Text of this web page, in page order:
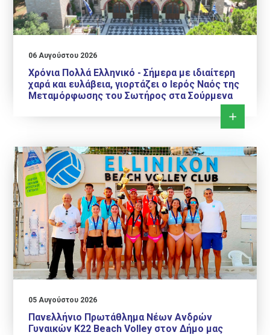
06 Αυγούστου 2026
Χρόνια Πολλά Ελληνικό - Σήμερα με ιδιαίτερη
χαρά και ευλάβεια, γιορτάζει ο Ιερός Ναός της
Μεταμόρφωσης του Σωτήρος στα Σούρμενα
05 Αυγούστου 2026
Πανελλήνιο Πρωτάθλημα Νέων Ανδρών
Γυναικών Κ22 Beach Volley στον Δήμο μας